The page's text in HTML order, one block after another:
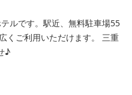
ルです。駅近、無料駐車場55
くご利用いただけます。 三重
♪